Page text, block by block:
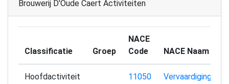
Brouwerij D'Oude Caert Activiteiten
Classificatie Groep
NACE
Code
NACE Naam
Hoofdactiviteit 11050
Vervaardiging van